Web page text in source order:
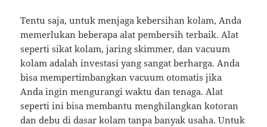
Tentu saja, untuk menjaga kebersihan kolam, Anda
memerlukan beberapa alat pembersih terbaik. Alat
seperti sikat kolam, jaring skimmer, dan vacuum
kolam adalah investasi yang sangat berharga. Anda
bisa mempertimbangkan vacuum otomatis jika
Anda ingin mengurangi waktu dan tenaga. Alat
seperti ini bisa membantu menghilangkan kotoran
dan debu di dasar kolam tanpa banyak usaha. Untuk